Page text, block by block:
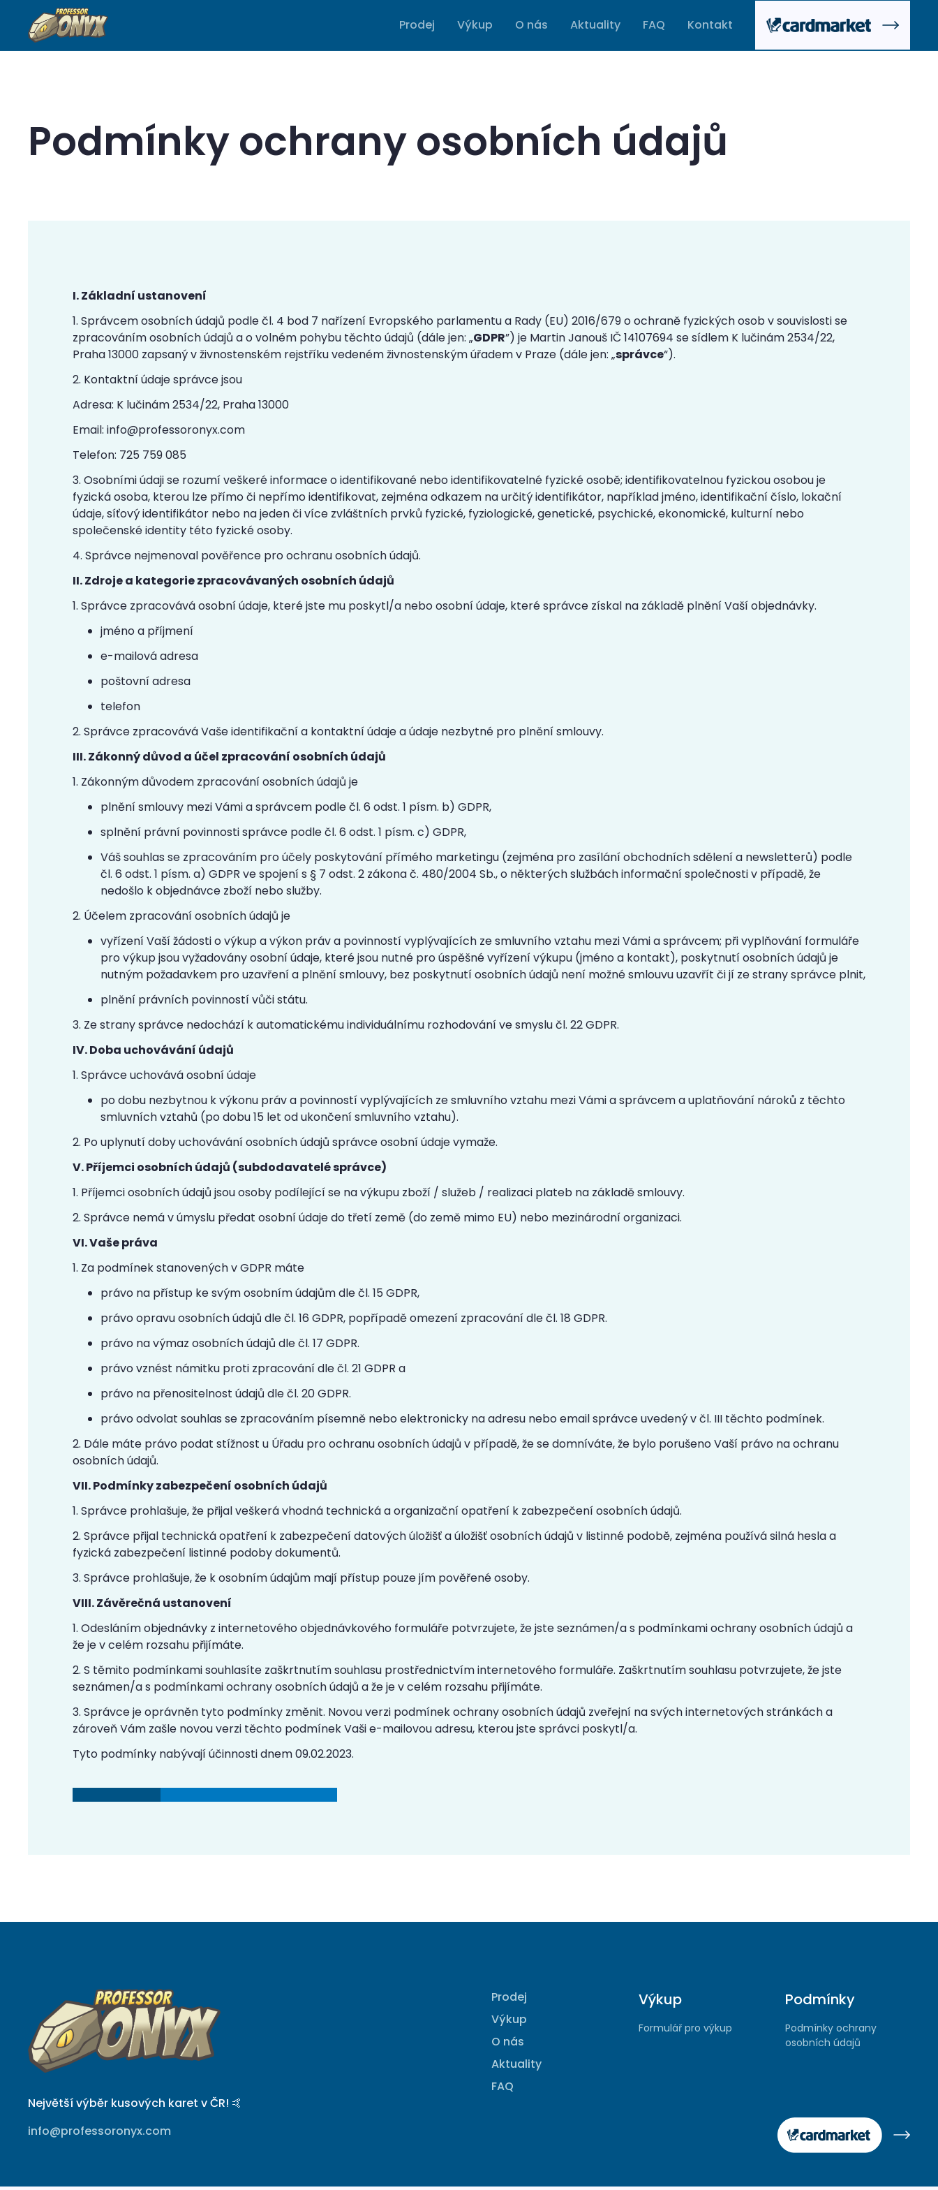
Prodej Výkup O nás Aktuality FAQ Kontakt
Podmínky ochrany osobních údajů
I. Základní ustanovení
1. Správcem osobních údajů podle čl. 4 bod 7 nařízení Evropského parlamentu a Rady (EU) 2016/679 o ochraně fyzických osob v souvislosti se
zpracováním osobních údajů a o volném pohybu těchto údajů (dále jen: „GDPR”) je Martin Janouš IČ 14107694 se sídlem K lučinám 2534/22,
Praha 13000 zapsaný v živnostenském rejstříku vedeném živnostenským úřadem v Praze (dále jen: „správce“).
2. Kontaktní údaje správce jsou
Adresa: K lučinám 2534/22, Praha 13000
Email: info@professoronyx.com
Telefon: 725 759 085
3. Osobními údaji se rozumí veškeré informace o identifikované nebo identifikovatelné fyzické osobě; identifikovatelnou fyzickou osobou je
fyzická osoba, kterou lze přímo či nepřímo identifikovat, zejména odkazem na určitý identifikátor, například jméno, identifikační číslo, lokační
údaje, síťový identifikátor nebo na jeden či více zvláštních prvků fyzické, fyziologické, genetické, psychické, ekonomické, kulturní nebo
společenské identity této fyzické osoby.
4. Správce nejmenoval pověřence pro ochranu osobních údajů.
II. Zdroje a kategorie zpracovávaných osobních údajů
1. Správce zpracovává osobní údaje, které jste mu poskytl/a nebo osobní údaje, které správce získal na základě plnění Vaší objednávky.
jméno a příjmení
e-mailová adresa
poštovní adresa
telefon
2. Správce zpracovává Vaše identifikační a kontaktní údaje a údaje nezbytné pro plnění smlouvy.
III. Zákonný důvod a účel zpracování osobních údajů
1. Zákonným důvodem zpracování osobních údajů je
plnění smlouvy mezi Vámi a správcem podle čl. 6 odst. 1 písm. b) GDPR,
splnění právní povinnosti správce podle čl. 6 odst. 1 písm. c) GDPR,
Váš souhlas se zpracováním pro účely poskytování přímého marketingu (zejména pro zasílání obchodních sdělení a newsletterů) podle
čl. 6 odst. 1 písm. a) GDPR ve spojení s § 7 odst. 2 zákona č. 480/2004 Sb., o některých službách informační společnosti v případě, že
nedošlo k objednávce zboží nebo služby.
2. Účelem zpracování osobních údajů je
vyřízení Vaší žádosti o výkup a výkon práv a povinností vyplývajících ze smluvního vztahu mezi Vámi a správcem; při vyplňování formuláře
pro výkup jsou vyžadovány osobní údaje, které jsou nutné pro úspěšné vyřízení výkupu (jméno a kontakt), poskytnutí osobních údajů je
nutným požadavkem pro uzavření a plnění smlouvy, bez poskytnutí osobních údajů není možné smlouvu uzavřít či jí ze strany správce plnit,
plnění právních povinností vůči státu.
3. Ze strany správce nedochází k automatickému individuálnímu rozhodování ve smyslu čl. 22 GDPR.
IV. Doba uchovávání údajů
1. Správce uchovává osobní údaje
po dobu nezbytnou k výkonu práv a povinností vyplývajících ze smluvního vztahu mezi Vámi a správcem a uplatňování nároků z těchto
smluvních vztahů (po dobu 15 let od ukončení smluvního vztahu).
2. Po uplynutí doby uchovávání osobních údajů správce osobní údaje vymaže.
V. Příjemci osobních údajů (subdodavatelé správce)
1. Příjemci osobních údajů jsou osoby podílející se na výkupu zboží / služeb / realizaci plateb na základě smlouvy.
2. Správce nemá v úmyslu předat osobní údaje do třetí země (do země mimo EU) nebo mezinárodní organizaci.
VI. Vaše práva
1. Za podmínek stanovených v GDPR máte
právo na přístup ke svým osobním údajům dle čl. 15 GDPR,
právo opravu osobních údajů dle čl. 16 GDPR, popřípadě omezení zpracování dle čl. 18 GDPR.
právo na výmaz osobních údajů dle čl. 17 GDPR.
právo vznést námitku proti zpracování dle čl. 21 GDPR a
právo na přenositelnost údajů dle čl. 20 GDPR.
právo odvolat souhlas se zpracováním písemně nebo elektronicky na adresu nebo email správce uvedený v čl. III těchto podmínek.
2. Dále máte právo podat stížnost u Úřadu pro ochranu osobních údajů v případě, že se domníváte, že bylo porušeno Vaší právo na ochranu
osobních údajů.
VII. Podmínky zabezpečení osobních údajů
1. Správce prohlašuje, že přijal veškerá vhodná technická a organizační opatření k zabezpečení osobních údajů.
2. Správce přijal technická opatření k zabezpečení datových úložišť a úložišť osobních údajů v listinné podobě, zejména používá silná hesla a
fyzická zabezpečení listinné podoby dokumentů.
3. Správce prohlašuje, že k osobním údajům mají přístup pouze jím pověřené osoby.
VIII. Závěrečná ustanovení
1. Odesláním objednávky z internetového objednávkového formuláře potvrzujete, že jste seznámen/a s podmínkami ochrany osobních údajů a
že je v celém rozsahu přijímáte.
2. S těmito podmínkami souhlasíte zaškrtnutím souhlasu prostřednictvím internetového formuláře. Zaškrtnutím souhlasu potvrzujete, že jste
seznámen/a s podmínkami ochrany osobních údajů a že je v celém rozsahu přijímáte.
3. Správce je oprávněn tyto podmínky změnit. Novou verzi podmínek ochrany osobních údajů zveřejní na svých internetových stránkách a
zároveň Vám zašle novou verzi těchto podmínek Vaši e-mailovou adresu, kterou jste správci poskytl/a.
Tyto podmínky nabývají účinnosti dnem 09.02.2023.
Největší výběr kusových karet v ČR! 🤙
info@professoronyx.com
Prodej
Výkup
O nás
Aktuality
FAQ
Výkup
Formulář pro výkup
Podmínky
Podmínky ochrany
osobních údajů